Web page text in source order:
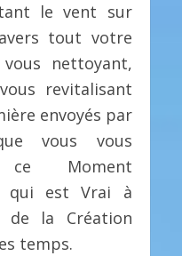
le vent sur
tout votre
nettoyant,
revitalisant
envoyés par
vous vous
ce Moment
qui est Vrai à
la Création
temps.